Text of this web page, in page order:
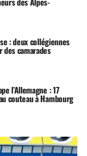
: deux collégiennes
camarades
l’Allemagne : 17
couteau à Hambourg